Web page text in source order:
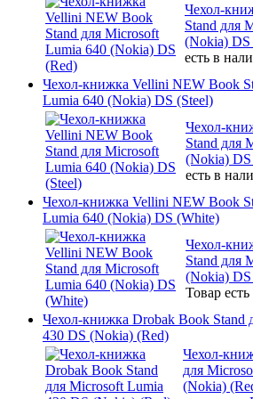
Чехол-
Stand для
(Nokia) DS
есть в
Чехол-книжка Vellini NEW Book
Lumia 640 (Nokia) DS (Steel)
Чехол-
Stand для
(Nokia) DS
есть в
Чехол-книжка Vellini NEW Book
Lumia 640 (Nokia) DS (White)
Чехол-
Stand для
(Nokia)
Товар
Чехол-книжка Drobak Book Stand
430 DS (Nokia) (Red)
Чехол-
для
(Nokia)